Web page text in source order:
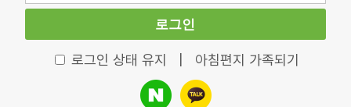
로그인
로그인 상태 유지 아침편지 가족되기